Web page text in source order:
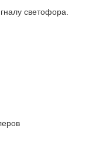
светофора.